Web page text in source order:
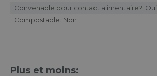
Convenable pour contact alimentaire?: Oui
Compostable: Non
Plus et moins: